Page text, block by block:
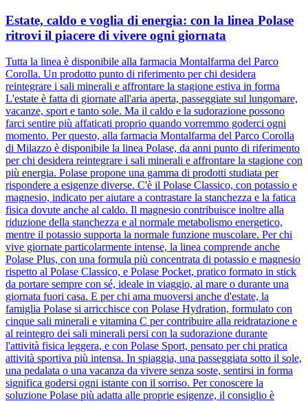
Estate, caldo e voglia di energia: con la linea Polase
ritrovi il piacere di vivere ogni giornata
Tutta la linea è disponibile alla farmacia Montalfarma del Parco
Corolla. Un prodotto punto di riferimento per chi desidera
reintegrare i sali minerali e affrontare la stagione estiva in forma
L'estate è fatta di giornate all'aria aperta, passeggiate sul lungomare,
vacanze, sport e tanto sole. Ma il caldo e la sudorazione possono
farci sentire più affaticati proprio quando vorremmo goderci ogni
momento. Per questo, alla farmacia Montalfarma del Parco Corolla
di Milazzo è disponibile la linea Polase, da anni punto di riferimento
per chi desidera reintegrare i sali minerali e affrontare la stagione con
più energia. Polase propone una gamma di prodotti studiata per
rispondere a esigenze diverse. C'è il Polase Classico, con potassio e
magnesio, indicato per aiutare a contrastare la stanchezza e la fatica
fisica dovute anche al caldo. Il magnesio contribuisce inoltre alla
riduzione della stanchezza e al normale metabolismo energetico,
mentre il potassio supporta la normale funzione muscolare. Per chi
vive giornate particolarmente intense, la linea comprende anche
Polase Plus, con una formula più concentrata di potassio e magnesio
rispetto al Polase Classico, e Polase Pocket, pratico formato in stick
da portare sempre con sé, ideale in viaggio, al mare o durante una
giornata fuori casa. E per chi ama muoversi anche d'estate, la
famiglia Polase si arricchisce con Polase Hydration, formulato con
cinque sali minerali e vitamina C per contribuire alla reidratazione e
al reintegro dei sali minerali persi con la sudorazione durante
l'attività fisica leggera, e con Polase Sport, pensato per chi pratica
attività sportiva più intensa. In spiaggia, una passeggiata sotto il sole,
una pedalata o una vacanza da vivere senza soste, sentirsi in forma
significa godersi ogni istante con il sorriso. Per conoscere la
soluzione Polase più adatta alle proprie esigenze, il consiglio è